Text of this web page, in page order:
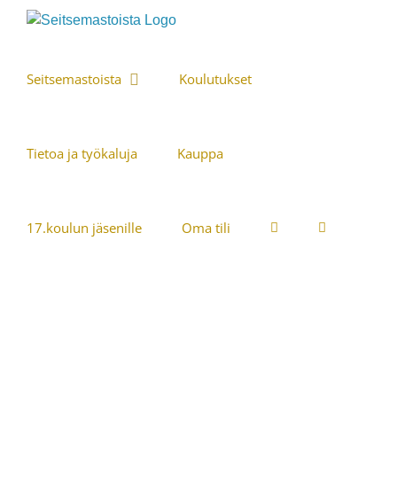
Skip
Seitsemastoista Koulutukset
Tietoa ja työkaluja Kauppa
17.koulun jäsenille Oma tili